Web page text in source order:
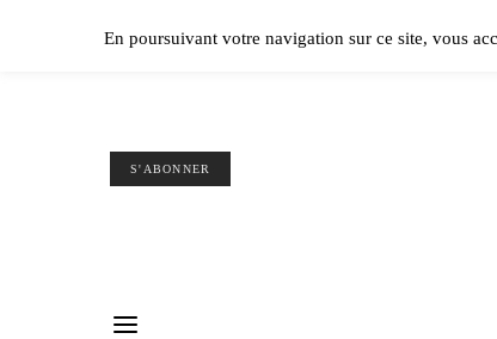
S'ABONNER
En poursuivant votre navigation sur ce site, vous